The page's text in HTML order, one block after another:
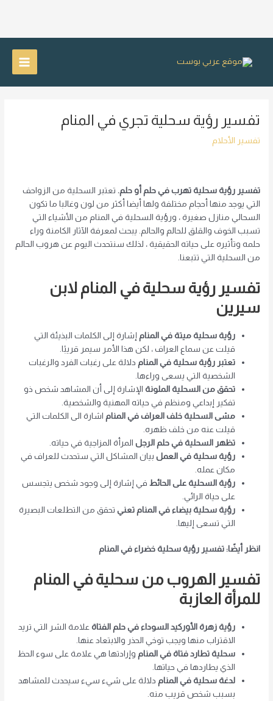
Main
تفسير رؤية سحلية تجري في المنام
تفسير الأحلام
تفسير رؤية سحلية تهرب في حلم أو حلم. تعتبر السحلية من الزواحف
التي يوجد منها أحجام مختلفة ولها أيضا أكثر من لون وغالبا ما تكون
السحالي منازل صغيرة ، ورؤية السحلية في المنام من الأشياء التي
تسبب الخوف والقلق للحالم والحالم. يبحث لمعرفة الآثار الكامنة وراء
حلمه وتأثيره على حياته الحقيقية ، لذلك سنتحدث اليوم عن هروب الحالم
من السحلية التي تتبعنا.
تفسير رؤية سحلية في المنام لابن
سيرين
رؤية سحلية ميتة في المنام إشارة إلى الكلمات البذيئة التي
قيلت عن سماع العراف ، لكن هذا الأمر سيمر قريبًا.
تعتبر رؤية سحلية في المنام دلالة على رغبات الفرد والرغبات
الشخصية التي يسعى وراءها.
تحقق من السحلية الملونة الإشارة إلى أن المشاهد شخص ذو
تفكير إبداعي ومنظم في حياته المهنية والشخصية.
مشى السحلية خلف العراف في المنام اشارة الى الكلمات التي
قيلت عنه من خلف ظهره.
تظهر السحلية في حلم الرجل المرأة المزاجية في حياته.
رؤية سحلية في العمل بيان المشاكل التي ستحدث للعراف في
مكان عمله.
رؤية السحلية على الحائط في إشارة إلى وجود شخص يتجسس
على حياة الرائي.
رؤية سحلية بيضاء في المنام تعني تحقق من التطلعات البصيرة
التي تسعى إليها.
انظر أيضًا: تفسير رؤية سحلية خضراء في المنام
تفسير الهروب من سحلية في المنام
للمرأة العازبة
رؤية زهرة الأوركيد السوداء في حلم الفتاة علامة الشر التي تريد
الاقتراب منها ويجب توخي الحذر والابتعاد عنها.
سحلية تطارد فتاة في المنام وإرادتها هي علامة على سوء الحظ
الذي يطاردها في حياتها.
لدغة سحلية في المنام دلالة على شيء سيء سيحدث للمشاهد
بسبب شخص قريب منه.